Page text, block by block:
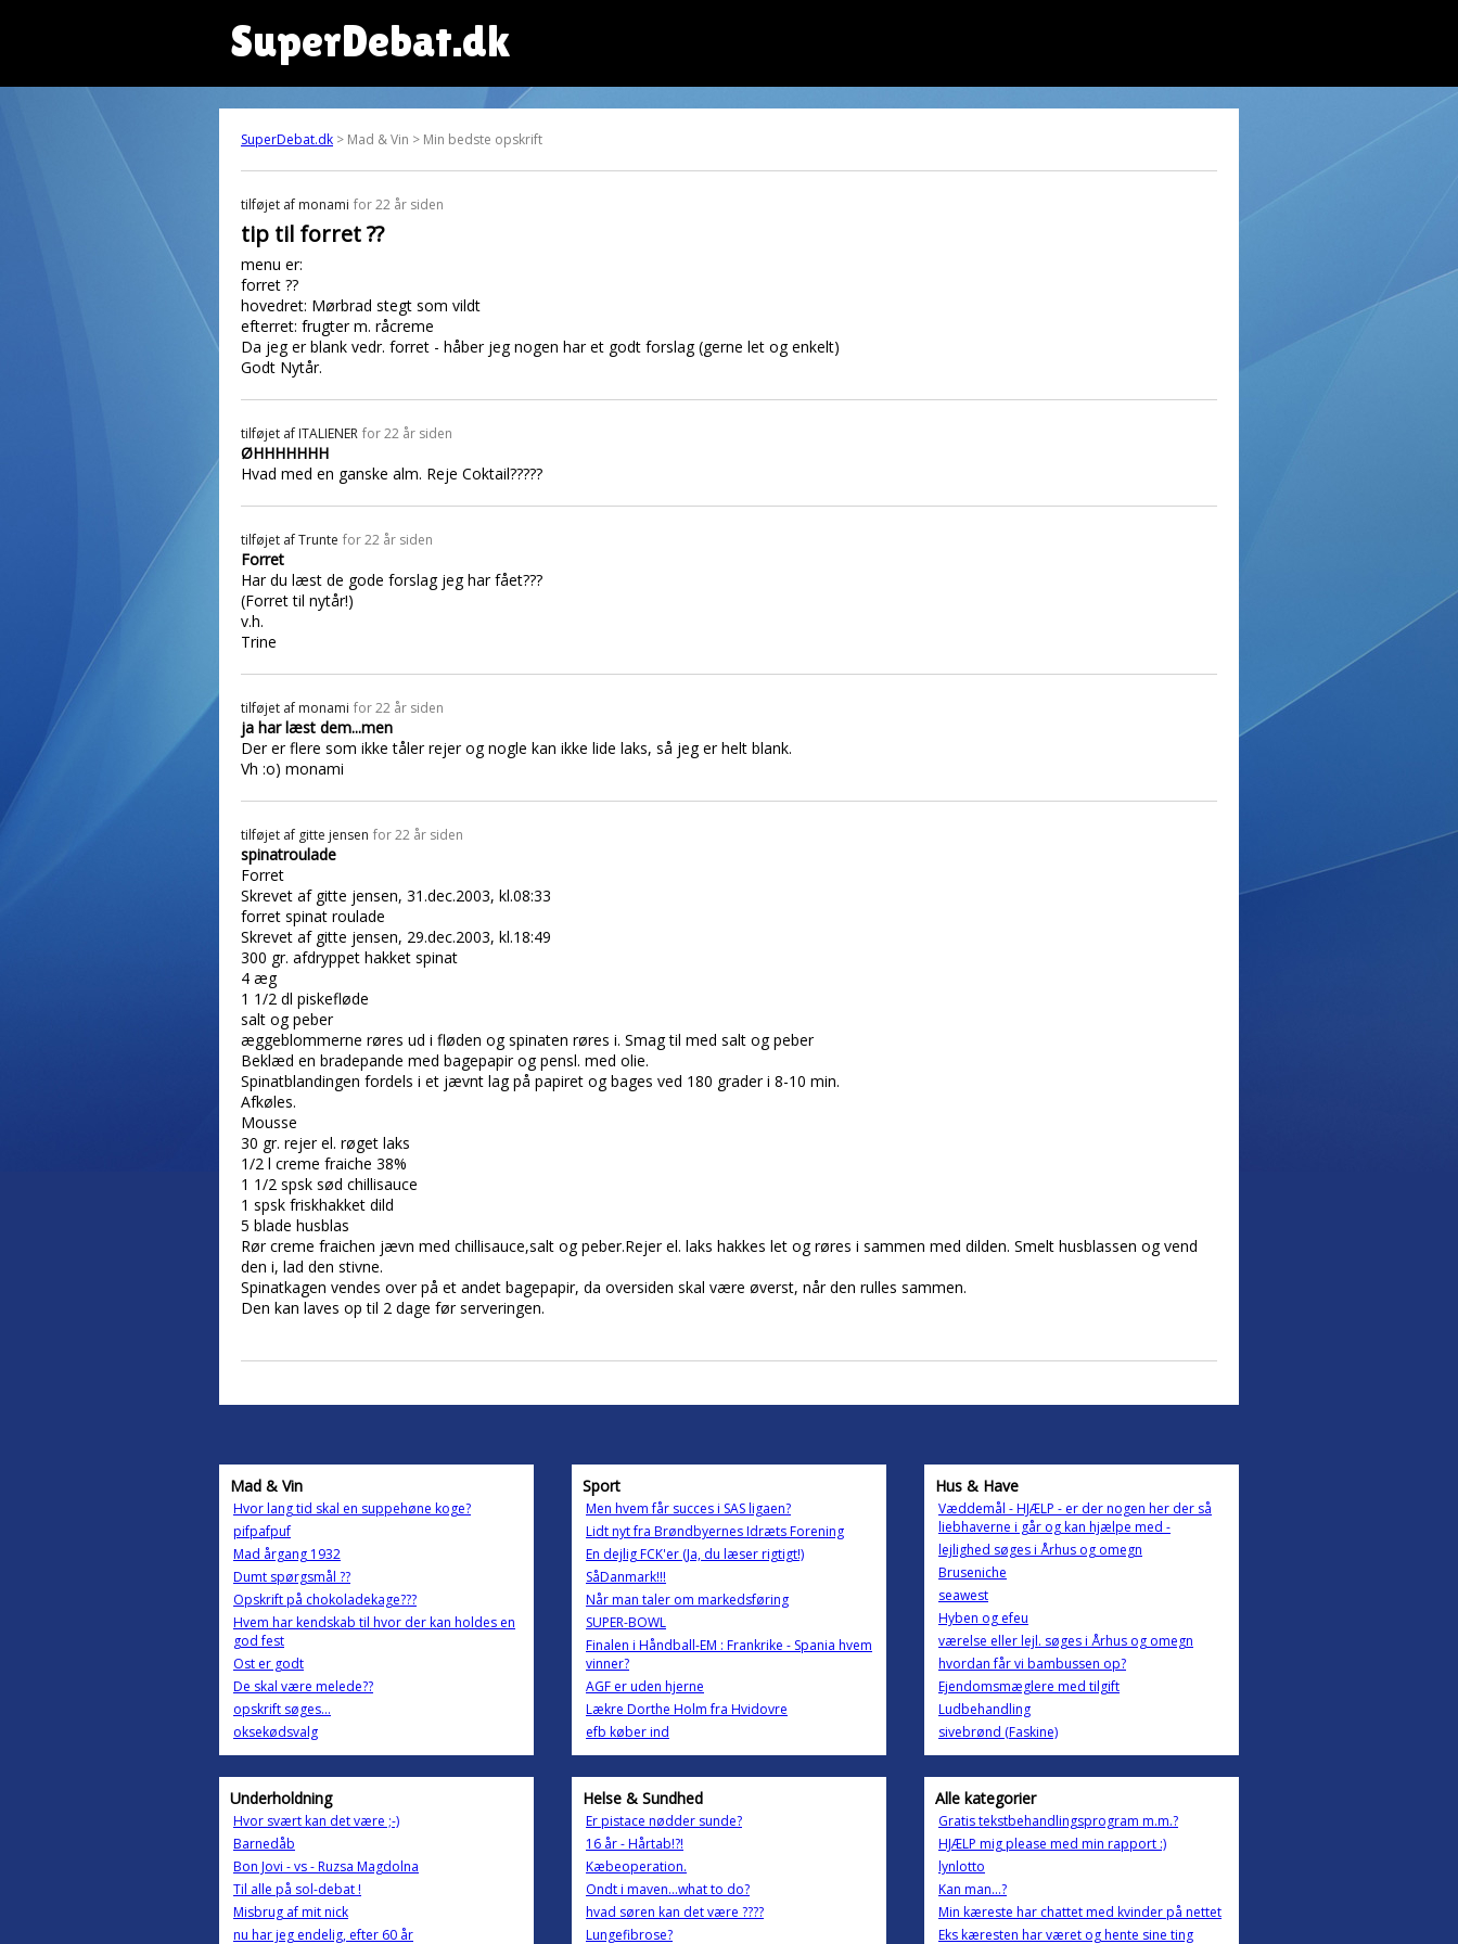
SuperDebat.dk
SuperDebat.dk > Mad & Vin > Min bedste opskrift
tilføjet af monami for 22 år siden
tip til forret ??
menu er:
forret ??
hovedret: Mørbrad stegt som vildt
efterret: frugter m. råcreme
Da jeg er blank vedr. forret - håber jeg nogen har et godt forslag (gerne let og enkelt)
Godt Nytår.
tilføjet af ITALIENER for 22 år siden
ØHHHHHHH
Hvad med en ganske alm. Reje Coktail?????
tilføjet afTrunte for 22 år siden
Forret
Har du læst de gode forslag jeg har fået???
(Forret til nytår!)
v.h.
Trine
tilføjet af monami for 22 år siden
ja har læst dem...men
Der er flere som ikke tåler rejer og nogle kan ikke lide laks, så jeg er helt blank.
Vh :o) monami
tilføjet af gitte jensen for 22 år siden
spinatroulade
Forret
Skrevet af gitte jensen, 31.dec.2003, kl.08:33
forret spinat roulade
Skrevet af gitte jensen, 29.dec.2003, kl.18:49
300 gr. afdryppet hakket spinat
4 æg
1 1/2 dl piskefløde
salt og peber
æggeblommerne røres ud i fløden og spinaten røres i. Smag til med salt og peber
Beklæd en bradepande med bagepapir og pensl. med olie.
Spinatblandingen fordels i et jævnt lag på papiret og bages ved 180 grader i 8-10 min.
Afkøles.
Mousse
30 gr. rejer el. røget laks
1/2 l creme fraiche 38%
1 1/2 spsk sød chillisauce
1 spsk friskhakket dild
5 blade husblas
Rør creme fraichen jævn med chillisauce,salt og peber.Rejer el. laks hakkes let og røres i sammen med dilden. Smelt husblassen og vend
den i, lad den stivne.
Spinatkagen vendes over på et andet bagepapir, da oversiden skal være øverst, når den rulles sammen.
Den kan laves op til 2 dage før serveringen.
Mad & Vin
Hvor lang tid skal en suppehøne koge?
pifpafpuf
Mad årgang 1932
Dumt spørgsmål ??
Opskrift på chokoladekage???
Hvem har kendskab til hvor der kan holdes en
god fest
Ost er godt
De skal være melede??
opskrift søges...
oksekødsvalg
Sport
Men hvem får succes i SAS ligaen?
Lidt nyt fra Brøndbyernes Idræts Forening
En dejlig FCK'er (Ja, du læser rigtigt!)
SåDanmark!!!
Når man taler om markedsføring
SUPER-BOWL
Finalen i Håndball-EM : Frankrike - Spania hvem
vinner?
AGF er uden hjerne
Lækre Dorthe Holm fra Hvidovre
efb køber ind
Hus & Have
Væddemål - HJÆLP - er der nogen her der så
liebhaverne i går og kan hjælpe med -
lejlighed søges i Århus og omegn
Bruseniche
seawest
Hyben og efeu
værelse eller lejl. søges i Århus og omegn
hvordan får vi bambussen op?
Ejendomsmæglere med tilgift
Ludbehandling
sivebrønd (Faskine)
Underholdning
Hvor svært kan det være ;-)
Barnedåb
Bon Jovi - vs - Ruzsa Magdolna
Til alle på sol-debat !
Misbrug af mit nick
nu har jeg endelig, efter 60 år
Helse & Sundhed
Er pistace nødder sunde?
16 år - Hårtab!?!
Kæbeoperation.
Ondt i maven...what to do?
hvad søren kan det være ????
Lungefibrose?
Alle kategorier
Gratis tekstbehandlingsprogram m.m.?
HJÆLP mig please med min rapport :)
lynlotto
Kan man...?
Min kæreste har chattet med kvinder på nettet
Eks kæresten har været og hente sine ting